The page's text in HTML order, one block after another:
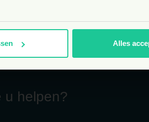
Alles
u helpen?